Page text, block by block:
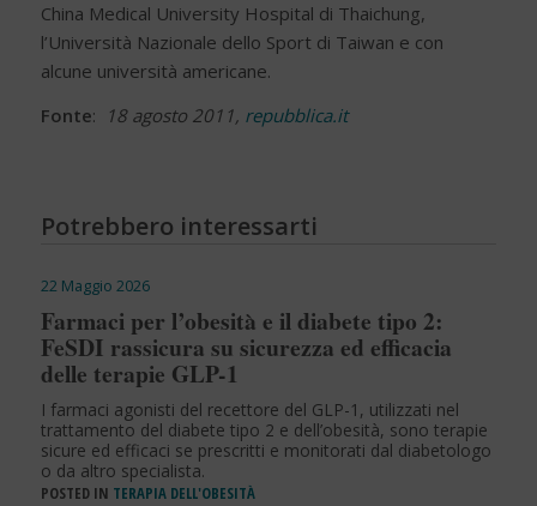
China Medical University Hospital di Thaichung,
l’Università Nazionale dello Sport di Taiwan e con
alcune università americane.
Fonte: 18 agosto 2011, repubblica.it
Potrebbero interessarti
22 Maggio 2026
Farmaci per l’obesità e il diabete tipo 2:
FeSDI rassicura su sicurezza ed efficacia
delle terapie GLP-1
I farmaci agonisti del recettore del GLP-1, utilizzati nel
trattamento del diabete tipo 2 e dell’obesità, sono terapie
sicure ed efficaci se prescritti e monitorati dal diabetologo
o da altro specialista.
POSTED IN TERAPIA DELL'OBESITÀ